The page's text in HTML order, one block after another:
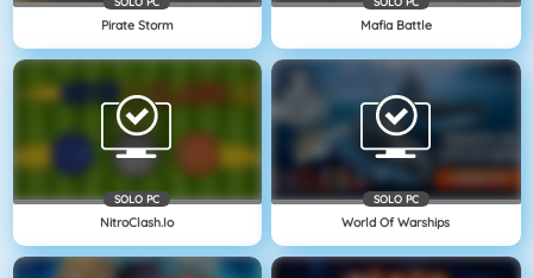
Pirate Storm Mafia Battle
SOLO PC
NitroClash.io
SOLO PC
World Of Warships